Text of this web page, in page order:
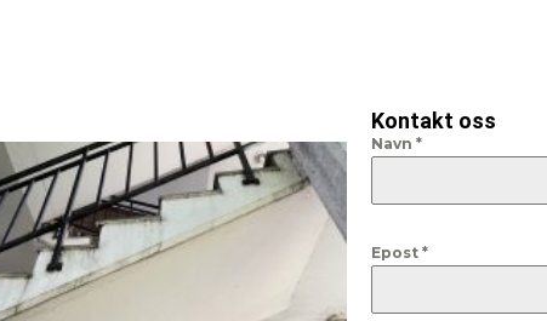
Kontakt oss
Navn *
Epost *